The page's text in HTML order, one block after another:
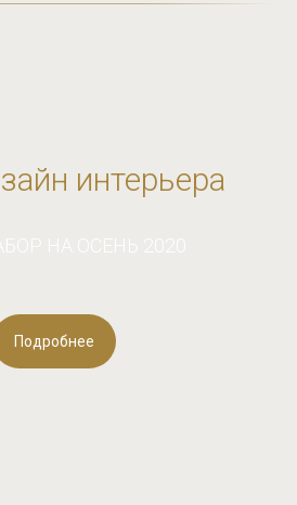
интерьера
Подробнее